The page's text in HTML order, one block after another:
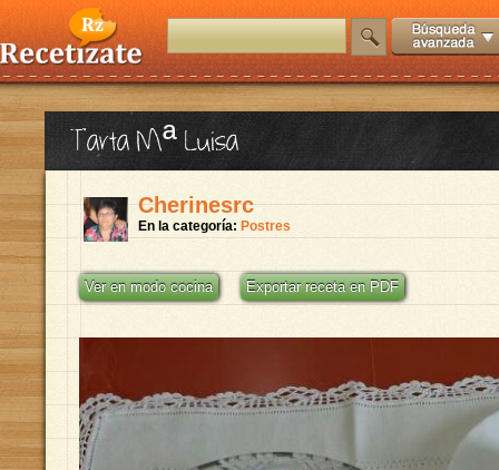
Tarta Mª Luisa
Cherinesrc
En la categoría: Postres
Ver en modo cocina Exportar receta en PDF